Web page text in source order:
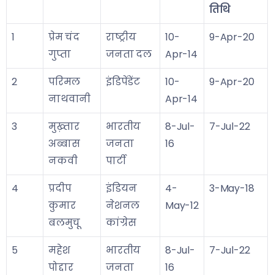
तिथि
1
प्रेम चंद
गुप्ता
राष्ट्रीय
जनता दल
10-
Apr-14
9-Apr-20
2
परिमल
नाथवानी
इंडिपेंडेंट
10-
Apr-14
9-Apr-20
3
मुख़्तार
अब्बास
नकवी
भारतीय
जनता
पार्टी
8-Jul-
16
7-Jul-22
4
प्रदीप
कुमार
बलमुचू
इंडियन
नेशनल
कांग्रेस
4-
May-12
3-May-18
5
महेश
पोद्दार
भारतीय
जनता
8-Jul-
16
7-Jul-22